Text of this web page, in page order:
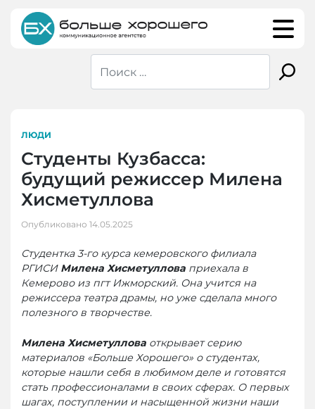
content
ЛЮДИ
Студенты Кузбасса:
будущий режиссер Милена
Хисметуллова
Опубликовано 14.05.2025
Студентка 3-го курса кемеровского филиала
РГИСИ Милена Хисметуллова приехала в
Кемерово из пгт Ижморский. Она учится на
режиссера театра драмы, но уже сделала много
полезного в творчестве.
Милена Хисметуллова открывает серию
материалов «Больше Хорошего» о студентах,
которые нашли себя в любимом деле и готовятся
стать профессионалами в своих сферах. О первых
шагах, поступлении и насыщенной жизни наши